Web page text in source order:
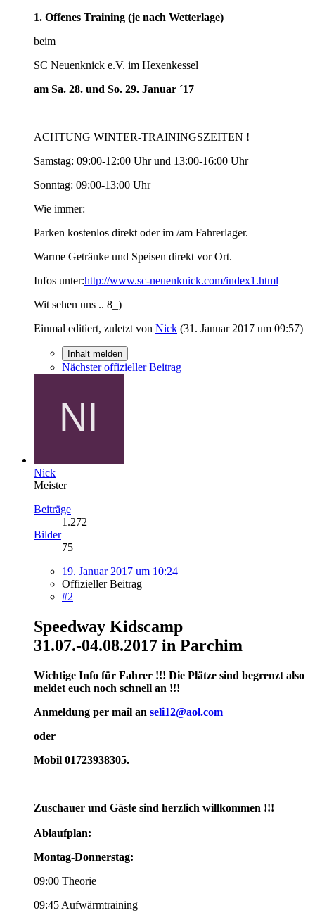
1. Offenes Training (je nach Wetterlage)
beim
SC Neuenknick e.V. im Hexenkessel
am Sa. 28. und So. 29. Januar ´17
ACHTUNG WINTER-TRAININGSZEITEN !
Samstag: 09:00-12:00 Uhr und 13:00-16:00 Uhr
Sonntag: 09:00-13:00 Uhr
Wie immer:
Parken kostenlos direkt oder im /am Fahrerlager.
Warme Getränke und Speisen direkt vor Ort.
Infos unter:http://www.sc-neuenknick.com/index1.html
Wit sehen uns .. 8_)
Einmal editiert, zuletzt von Nick (31. Januar 2017 um 09:57)
Inhalt melden
Nächster offizieller Beitrag
Nick
Meister
Beiträge
1.272
Bilder
75
19. Januar 2017 um 10:24
Offizieller Beitrag
#2
Speedway Kidscamp
31.07.-04.08.2017 in Parchim
Wichtige Info für Fahrer !!! Die Plätze sind begrenzt also
meldet euch noch schnell an !!!
Anmeldung per mail an seli12@aol.com
oder
Mobil 01723938305.
Zuschauer und Gäste sind herzlich willkommen !!!
Ablaufplan:
Montag-Donnerstag:
09:00 Theorie
09:45 Aufwärmtraining